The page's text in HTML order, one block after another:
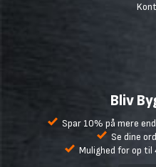
Bliv
Spar 10% på mere
Se dine
Mulighed for op